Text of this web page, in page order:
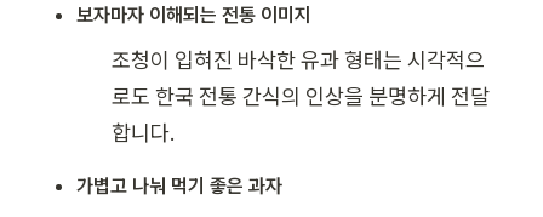
보자마자 이해되는 전통 이미지
조청이 입혀진 바삭한 유과 형태는 시각적으
로도 한국 전통 간식의 인상을 분명하게 전달
합니다.
가볍고 나눠 먹기 좋은 과자